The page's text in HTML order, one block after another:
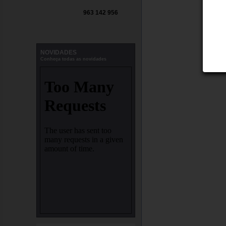
963 142 956
NOVIDADES
Conheça todas as novidades